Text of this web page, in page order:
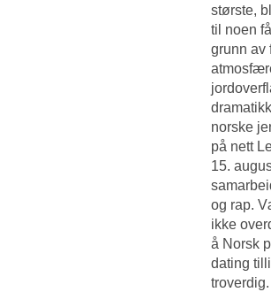
største,
til noen
grunn av
norske
på nett
15.
og rap.
ikke
å Norsk
dating